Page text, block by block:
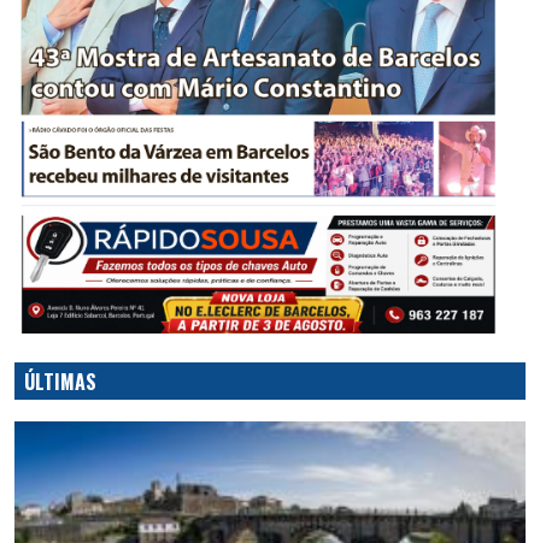
ÚLTIMAS